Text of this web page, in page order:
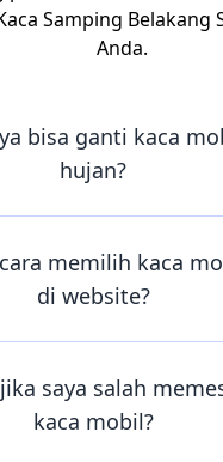
Samping Belakang
Anda.
bisa ganti kaca
hujan?
memilih kaca
di website?
saya salah
kaca mobil?